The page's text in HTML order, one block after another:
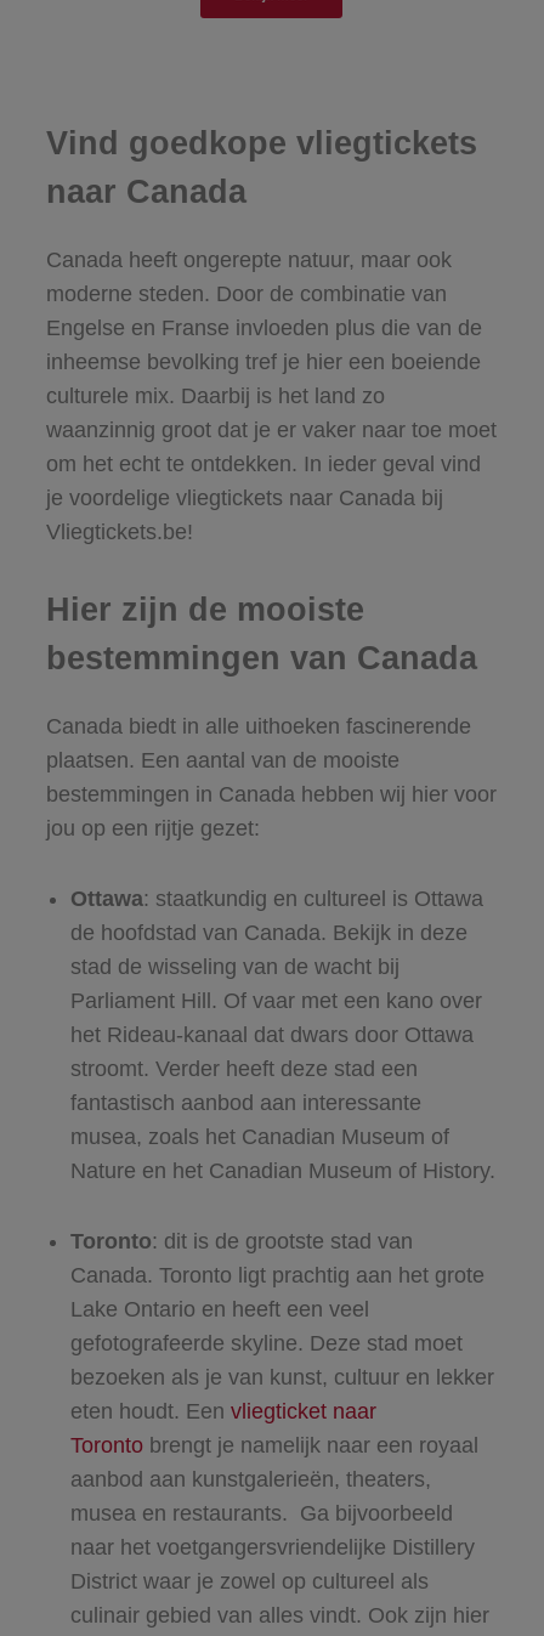
Vind goedkope vliegtickets
naar Canada
Canada heeft ongerepte natuur, maar ook
moderne steden. Door de combinatie van
Engelse en Franse invloeden plus die van de
inheemse bevolking tref je hier een boeiende
culturele mix. Daarbij is het land zo
waanzinnig groot dat je er vaker naar toe moet
om het echt te ontdekken. In ieder geval vind
je voordelige vliegtickets naar Canada bij
Vliegtickets.be!
Hier zijn de mooiste
bestemmingen van Canada
Canada biedt in alle uithoeken fascinerende
plaatsen. Een aantal van de mooiste
bestemmingen in Canada hebben wij hier voor
jou op een rijtje gezet:
Ottawa: staatkundig en cultureel is Ottawa
de hoofdstad van Canada. Bekijk in deze
stad de wisseling van de wacht bij
Parliament Hill. Of vaar met een kano over
het Rideau-kanaal dat dwars door Ottawa
stroomt. Verder heeft deze stad een
fantastisch aanbod aan interessante
musea, zoals het Canadian Museum of
Nature en het Canadian Museum of History.
Toronto: dit is de grootste stad van
Canada. Toronto ligt prachtig aan het grote
Lake Ontario en heeft een veel
gefotografeerde skyline. Deze stad moet
bezoeken als je van kunst, cultuur en lekker
eten houdt. Een vliegticket naar
Torontobrengt je namelijk naar een royaal
aanbod aan kunstgalerieën, theaters,
musea en restaurants. Ga bijvoorbeeld
naar het voetgangersvriendelijke Distillery
District waar je zowel op cultureel als
culinair gebied van alles vindt. Ook zijn hier